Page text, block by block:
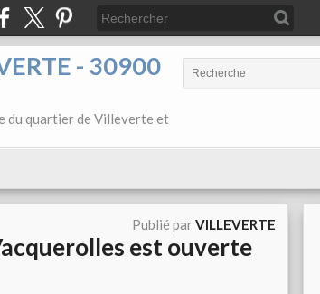
- 30900
du quartier de Villeverte et
Publié parVILLEVERTE
est ouverte